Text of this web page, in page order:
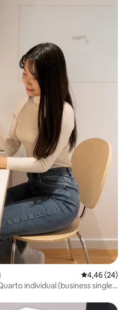
4,46 de uma
4,46 (24)
individual (business single)